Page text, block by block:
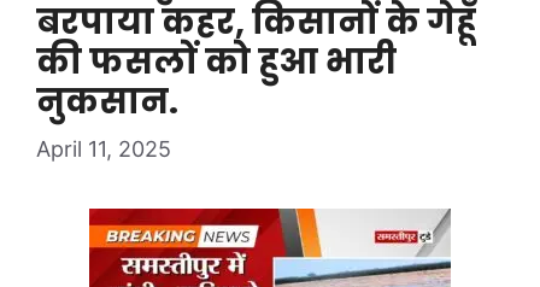
बरपाया कहर, किसानों के गेहूँ
की फसलों को हुआ भारी
नुकसान.
April 11, 2025